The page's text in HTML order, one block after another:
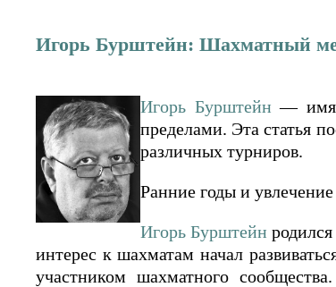
Игорь Бурштейн: Шахматный
Игорь Бурштейн — имя,
пределами. Эта статья
различных турниров.
Ранние годы и
Игорь Бурштейн
интерес к шахматам начал
участником шахматного